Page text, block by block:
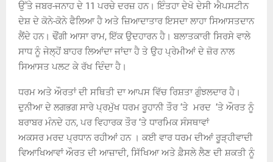
ਉੱਤੇ ਜਬਰ-ਜਨਾਹ ਦੇ 11 ਪਰਚੇ ਦਰਜ਼ ਹਨ।ਇੰਤਹਾ ਦੇਖੋ ਦੇਸੀ ਐਪਸਟੀਨ
ਦੇਸ਼ ਦੇ ਕੋਨੇ-ਕੋਨੇ ਫੈਲਿਆ ਹੈ ਅਤੇ ਜ਼ਿਆਦਾਤਾਰ ਇਸਦਾ ਲਾਹਾ ਸਿਆਸਤਦਾਨ
ਲੈਂਦੇ ਹਨ। ਢੌਂਗੀ ਆਸਾ ਰਾਮ,ਇੱਕ ਉਦਹਾਰਨ ਹੈ। ਬਲਾਤਕਾਰੀ ਸਿਰਸੇ ਵਾਲੇ
ਸਾਧ ਨੂੰ ਜੇਲ੍ਹੋਂ ਬਾਹਰ ਲਿਆਂਦਾ ਜਾਂਦਾ ਹੈ ਤੇ ਉਹ ਪ੍ਰੇਮੀਆਂ ਦੇ ਜ਼ੋਰ ਨਾਲ
ਸਿਆਸਤ ਪਲਟ ਕੇ ਰੱਖ ਦਿੰਦਾ ਹੈ।
ਧਰਮ ਅਤੇ ਔਰਤਾਂ ਦੀ ਸਥਿਤੀ ਦਾ ਆਪਸ ਵਿੱਚ ਰਿਸ਼ਤਾ ਗੁੰਝਲਦਾਰ ਹੈ।
ਦੁਨੀਆ ਦੇ ਲਗਭਗ ਸਾਰੇ ਪ੍ਰਮੁੱਖ ਧਰਮ ਰੂਹਾਨੀ ਤੌਰ ‘ਤੇ ਮਰਦ ‘ਤੇ ਔਰਤ ਨੂੰ
ਬਰਾਬਰ ਮੰਨਦੇ ਹਨ, ਪਰ ਵਿਹਾਰਕ ਤੌਰ ‘ਤੇ ਧਾਰਮਿਕ ਸੰਸਥਾਵਾਂ
ਅਕਸਰਮਰਦ ਪ੍ਰਧਾਨ ਰਹੀਆਂ ਹਨ । ਕਈ ਵਾਰ ਧਰਮ ਦੀਆਂ ਰੂੜ੍ਹੀਵਾਦੀ
ਵਿਆਖਿਆਵਾਂ ਔਰਤ ਦੀ ਆਜ਼ਾਦੀ, ਸਿੱਖਿਆ ਅਤੇ ਫ਼ੈਸਲੇ ਲੈਣ ਦੀ ਸ਼ਕਤੀ ਨੂੰ